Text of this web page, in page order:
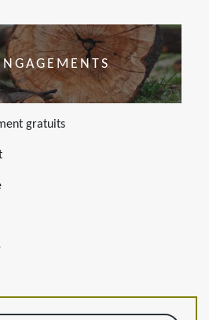
gratuits